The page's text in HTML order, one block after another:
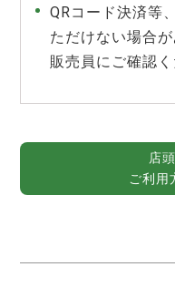
QRコード決済等
ただけない場合
販売員にご確認く
店
ご利用